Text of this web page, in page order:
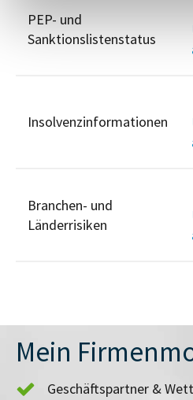
PEP- und
Sanktionslistenstatus
Insolvenzinformationen
Branchen- und
Länderrisiken
Mein
Geschäftspartner &